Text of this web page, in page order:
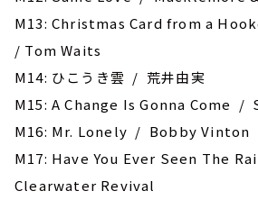
M13: Christmas Card from a
/ Tom Waits
M14: ひこうき雲 / 荒井由実
M15: A Change Is Gonna Come /
M16: Mr. Lonely / Bobby Vinton
M17: Have You Ever Seen The
Clearwater Revival